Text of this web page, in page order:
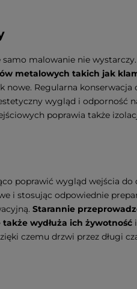
malowanie nie
metalowych takich jak
Regularna konserwacja
wygląd i odporność
poprawia także
poprawić wygląd wejścia do
i stosując odpowiednie
Starannie
wydłuża ich żywotność
czemu drzwi przez długi